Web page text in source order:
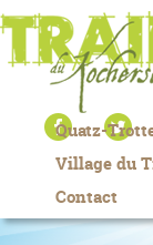
Quatz-
Village du
Contact